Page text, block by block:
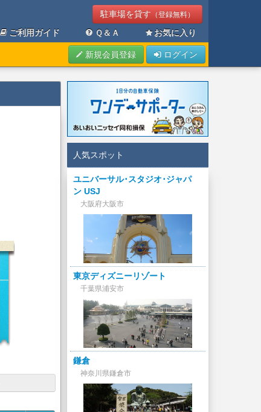
駐車場を貸す （登録無料）
ご利用ガイド Ｑ＆Ａ お気に入り
新規会員登録 ログイン
人気スポット
ユニバーサル･スタジオ･ジャパ
ン USJ
大阪府大阪市
東京ディズニーリゾート
千葉県浦安市
鎌倉
神奈川県鎌倉市